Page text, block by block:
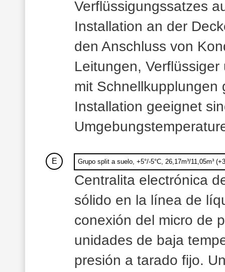
Verflüssigungssatzes
Installation an der
den Anschluss von
Leitungen,
mit Schnellkupplungen
Installation geeignet
E Grupo split a suelo, +5°/-5°C, 26,17m³/11,05m³
Centralita electrónica
sólido en la línea de
conexión del micro de
unidades de baja
presión a tarado fijo.